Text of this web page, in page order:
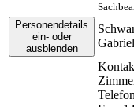
Personendetails
ein- oder
ausblenden